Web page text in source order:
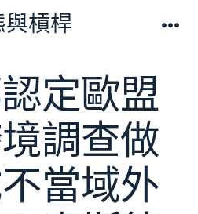
與槓桿
定歐盟
調查做
當域外